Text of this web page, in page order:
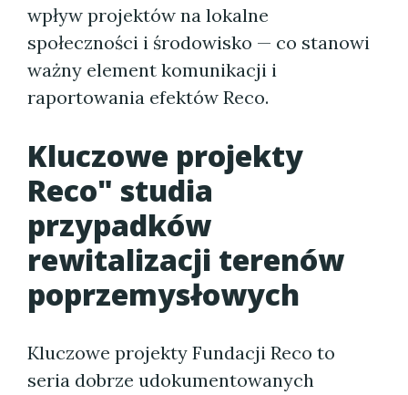
wpływ projektów na lokalne
społeczności i środowisko — co stanowi
ważny element komunikacji i
raportowania efektów Reco.
Kluczowe projekty
Reco" studia
przypadków
rewitalizacji terenów
poprzemysłowych
Kluczowe projekty Fundacji Reco to
seria dobrze udokumentowanych